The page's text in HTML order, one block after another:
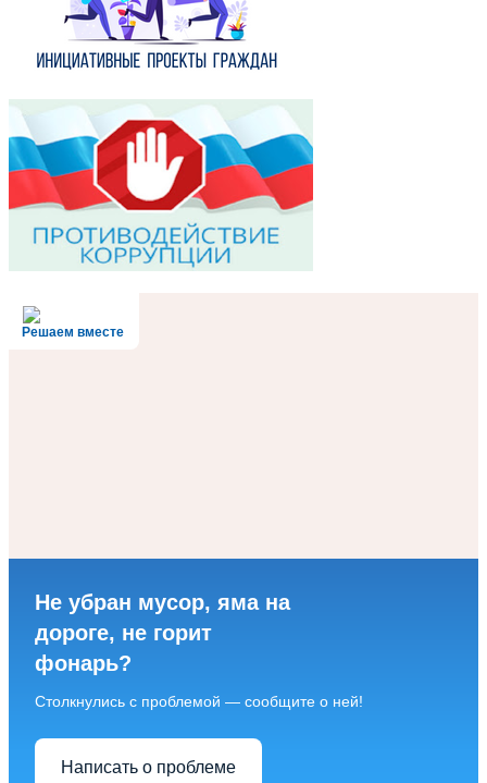
Решаем вместе
Не убран мусор, яма на
дороге, не горит
фонарь?
Столкнулись с проблемой — сообщите о ней!
Написать о проблеме